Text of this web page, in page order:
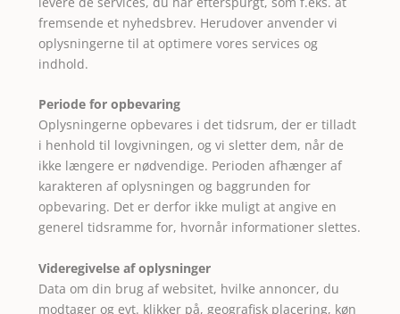
fremsende et nyhedsbrev. Herudover anvender vi
oplysningerne til at optimere vores services og
indhold.
Periode for opbevaring
Oplysningerne opbevares i det tidsrum, der er tilladt
i henhold til lovgivningen, og vi sletter dem, når de
ikke længere er nødvendige. Perioden afhænger af
karakteren af oplysningen og baggrunden for
opbevaring. Det er derfor ikke muligt at angive en
generel tidsramme for, hvornår informationer slettes.
Videregivelse af oplysninger
Data om din brug af websitet, hvilke annoncer, du
modtager og evt. klikker på, geografisk placering, køn